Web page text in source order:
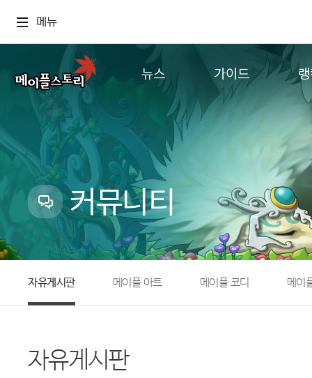
메뉴
뉴스
업데이트
이벤트
캐시샵 공지
메이플 알림판
with maple
가이드
추가정보
컨텐
커뮤니티
자유게시판 메이플 아트 메이플 코디 메이
자유게시판